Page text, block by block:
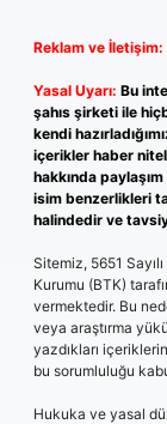
Reklam ve İletişim:
Yasal Uyarı: Bu
şahıs şirketi ile
kendi
içerikler haber
hakkında
isim benzerlikleri
halindedir ve
Sitemiz, 5651
Kurumu (BTK)
vermektedir. Bu
veya araştırma
yazdıkları
bu sorumluluğu
Hukuka ve yasal